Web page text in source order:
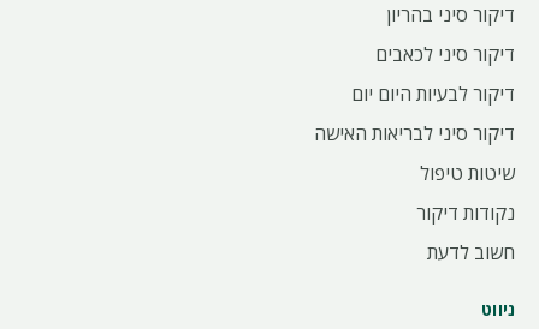
דיקור סיני בהריון
דיקור סיני לכאבים
דיקור לבעיות היום יום
דיקור סיני לבריאות האישה
שיטות טיפול
נקודות דיקור
חשוב לדעת
ניווט